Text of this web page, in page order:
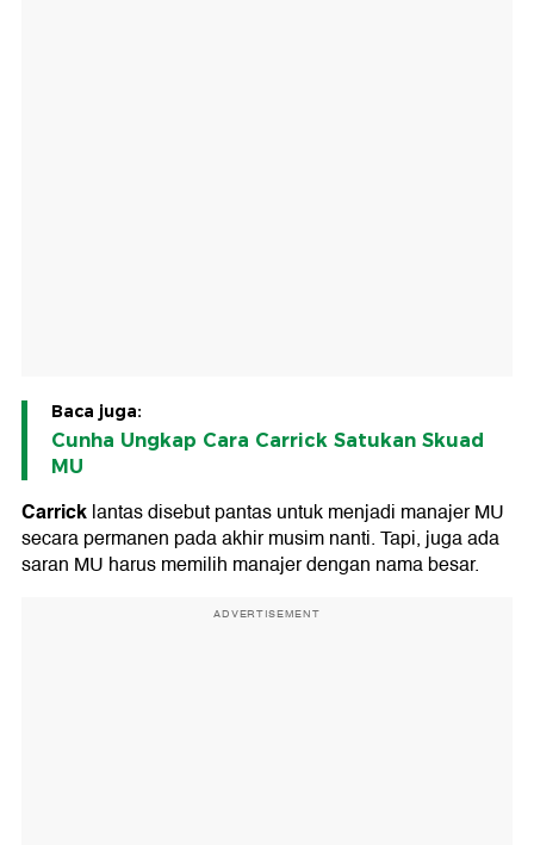
Baca juga:
Cunha Ungkap Cara Carrick Satukan Skuad
MU
Carricklantas disebut pantas untuk menjadi manajer MU
secara permanen pada akhir musim nanti. Tapi, juga ada
saran MU harus memilih manajer dengan nama besar.
ADVERTISEMENT